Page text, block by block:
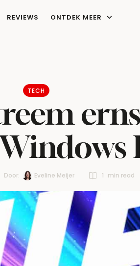
REVIEWS ONTDEK MEER
TECH
Door: Eveline Meijer 1 min read